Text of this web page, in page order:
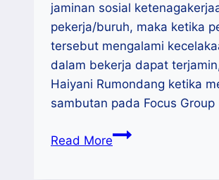
jaminan sosial
pekerja/buruh, maka ketika
tersebut mengalami
dalam bekerja dapat
Haiyani Rumondang ketika
sambutan pada Focus
Read MoreKemnaker: